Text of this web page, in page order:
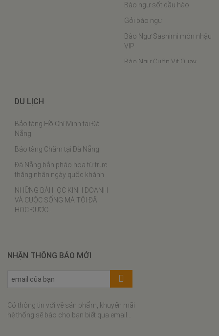
Bào ngư sốt dầu hào
Gỏi bào ngư
Bào Ngư Sashimi món nhậu
VIP
Bào Ngư Cuộn Vịt Quay
Gà rim hạt điều tôm khô
DU LỊCH
Bảo tàng Hồ Chí Minh tại Đà
Nẵng
Bảo tàng Chăm tại Đà Nẵng
Đà Nẵng bắn pháo hoa từ trực
thăng nhân ngày quốc khánh
NHỮNG BÀI HỌC KINH DOANH
VÀ CUỘC SỐNG MÀ TÔI ĐÃ
HỌC ĐƯỢC…
NHẬN THÔNG BÁO MỚI
Có thông tin với về sản phẩm, khuyến mãi
hệ thống sẽ báo cho bạn biết qua email...